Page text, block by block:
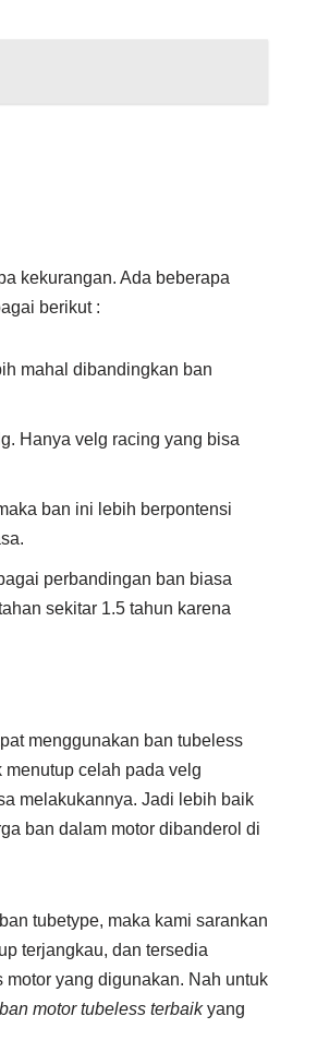
kekurangan. Ada beberapa
berikut :
mahal dibandingkan ban
Hanya velg racing yang bisa
ban ini lebih berpontensi
perbandingan ban biasa
sekitar 1.5 tahun karena
menggunakan ban tubeless
celah pada velg
melakukannya. Jadi lebih baik
ban dalam motor dibanderol di
tubetype, maka kami sarankan
terjangkau, dan tersedia
yang digunakan. Nah untuk
motor tubeless terbaikyang